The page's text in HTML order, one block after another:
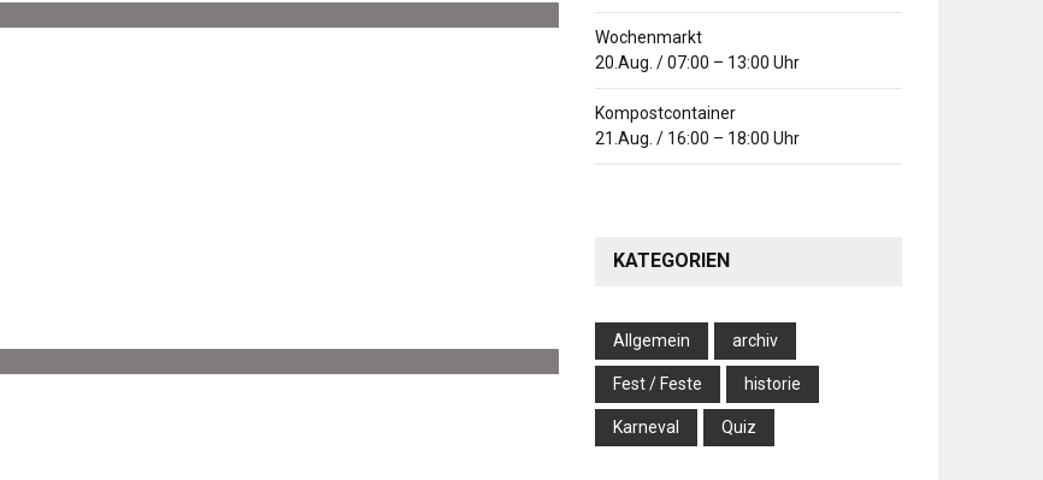
Wochenmarkt
20.Aug. /07:00 – 13:00 Uhr
Kompostcontainer
21.Aug. / 16:00 – 18:00 Uhr
KATEGORIEN
Allgemein archiv
Fest / Feste historie
Karneval Quiz